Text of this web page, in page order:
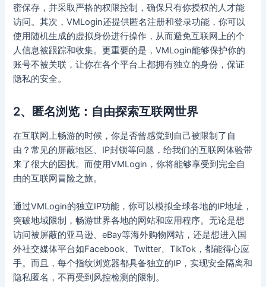
密保存，并采取严格的权限控制，确保只有你授权的人才能
访问。其次，VMLogin还提供匿名注册和登录功能，你可以
使用随机生成的虚拟身份进行操作，从而避免互联网上的个
人信息被跟踪和收集。更重要的是，VMLogin能够保护你的
账号不被关联，让你在各个平台上都拥有独立的身份，保证
隐私的安全。
2、匿名浏览：自由探索互联网世界
在互联网上畅游的时候，你是否曾感觉到自己被限制了自
由？常见的屏蔽地区、IP封锁等问题，给我们的互联网体验带
来了很大的困扰。而使用VMLogin，你将能够享受到完全自
由的互联网冒险之旅。
通过VMLogin的独立IP功能，你可以模拟全球各地的IP地址，
突破地域限制，畅游世界各地的网站和应用程序。无论是想
访问被屏蔽的亚马逊、eBay等海外购物网站，还是想进入国
外社交媒体平台如Facebook、Twitter、TikTok，都能得心应
手。而且，每个指纹浏览器都具备独立的IP，实现安全隔离和
隐私匿名，不再受到风控检测的限制。